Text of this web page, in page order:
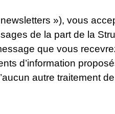
»), vous
de la part de la
que vous
d’information
autre traitement